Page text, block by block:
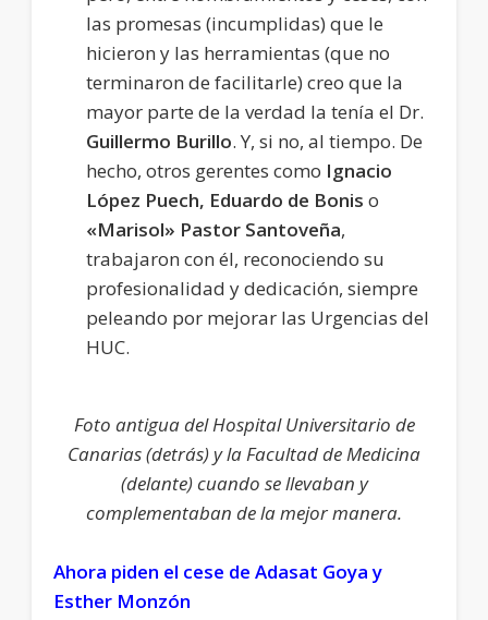
las promesas (incumplidas) que le
hicieron y las herramientas (que no
terminaron de facilitarle) creo que la
mayor parte de la verdad la tenía el Dr.
Guillermo Burillo. Y, si no, al tiempo. De
hecho, otros gerentes como Ignacio
López Puech, Eduardo de Bonis o
«Marisol» Pastor Santoveña,
trabajaron con él, reconociendo su
profesionalidad y dedicación, siempre
peleando por mejorar las Urgencias del
HUC.
Foto antigua del Hospital Universitario de
Canarias (detrás) y la Facultad de Medicina
(delante) cuando se llevaban y
complementaban de la mejor manera.
Ahora piden el cese de Adasat Goya y
Esther Monzón